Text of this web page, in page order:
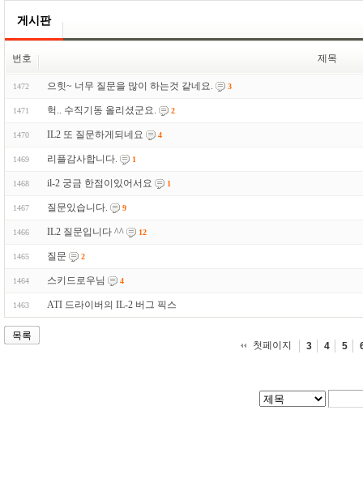
게시판
번호 제목
1472 으힛~ 너무 질문을 많이 하는것 같네요. 3
1471 헉.. 수직기동 올리셨군요. 2
1470 IL2 또 질문하게되네요 4
1469 리플감사합니다. 1
1468 il-2 궁금 한점이있어서요 1
1467 질문있습니다. 9
1466 IL2 질문입니다 ^^ 12
1465 질문 2
1464 스키드로우님 4
1463 ATI 드라이버의 IL-2 버그 픽스
목록
첫페이지
3 4 5